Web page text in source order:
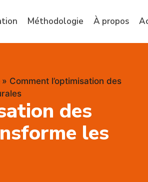
Méthodologie À propos
» Comment l’optimisation des
des
les